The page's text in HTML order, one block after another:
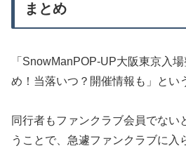
まとめ
「SnowManPOP-UP大阪東京入
め！当落いつ？開催情報も」とい
同行者もファンクラブ会員でない
うことで、急遽ファンクラブに入